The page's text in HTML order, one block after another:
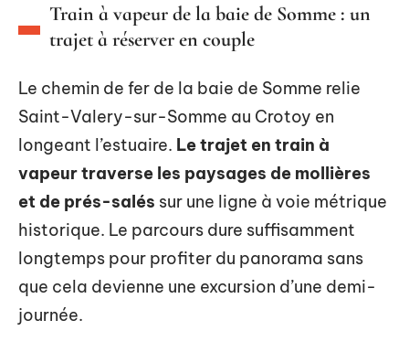
Train à vapeur de la baie de Somme : un
trajet à réserver en couple
Le chemin de fer de la baie de Somme relie
Saint-Valery-sur-Somme au Crotoy en
longeant l’estuaire. Le trajet en train à
vapeur traverse les paysages de mollières
et de prés-salés sur une ligne à voie métrique
historique. Le parcours dure suffisamment
longtemps pour profiter du panorama sans
que cela devienne une excursion d’une demi-
journée.